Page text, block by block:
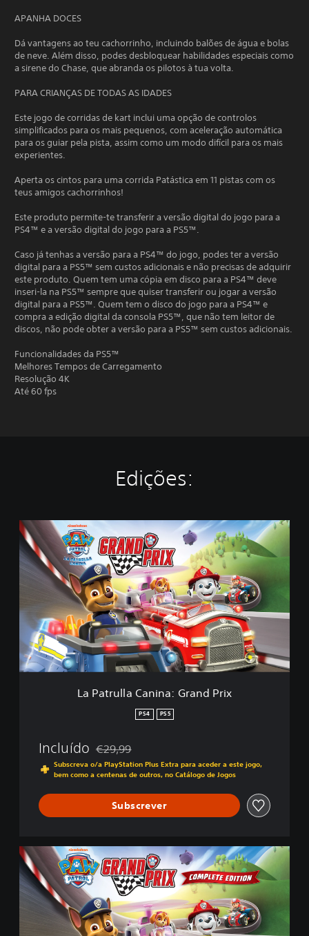
APANHA DOCES
Dá vantagens ao teu cachorrinho, incluindo balões de água e bolas
de neve. Além disso, podes desbloquear habilidades especiais como
a sirene do Chase, que abranda os pilotos à tua volta.
PARA CRIANÇAS DE TODAS AS IDADES
Este jogo de corridas de kart inclui uma opção de controlos
simplificados para os mais pequenos, com aceleração automática
para os guiar pela pista, assim como um modo difícil para os mais
experientes.
Aperta os cintos para uma corrida Patástica em 11 pistas com os
teus amigos cachorrinhos!
Este produto permite-te transferir a versão digital do jogo para a
PS4™ e a versão digital do jogo para a PS5™.
Caso já tenhas a versão para a PS4™ do jogo, podes ter a versão
digital para a PS5™ sem custos adicionais e não precisas de adquirir
este produto. Quem tem uma cópia em disco para a PS4™ deve
inseri-la na PS5™ sempre que quiser transferir ou jogar a versão
digital para a PS5™. Quem tem o disco do jogo para a PS4™ e
compra a edição digital da consola PS5™, que não tem leitor de
discos, não pode obter a versão para a PS5™ sem custos adicionais.
Funcionalidades da PS5™
Melhores Tempos de Carregamento
Resolução 4K
Até 60 fps
Edições:
L
a
P
a
u
a
C
a
x
La Patrulla Canina: Grand Prix
PS4 PS5
Incluído Com desconto em relação ao preço original de
€29,99
Subscreva o/a PlayStation Plus Extra para aceder a este jogo,
bem como a centenas de outros, no Catálogo de Jogos
Subscrever
C
o
m
p